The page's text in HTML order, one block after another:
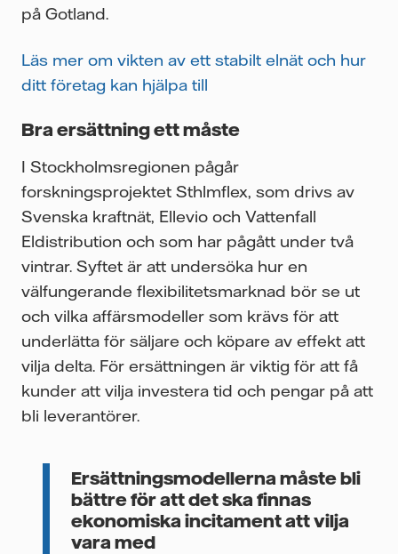
på Gotland.
Läs mer om vikten av ett stabilt elnät och hur
ditt företag kan hjälpa till
Bra ersättning ett måste
I Stockholmsregionen pågår
forskningsprojektet Sthlmflex, som drivs av
Svenska kraftnät, Ellevio och Vattenfall
Eldistribution och som har pågått under två
vintrar. Syftet är att undersöka hur en
välfungerande flexibilitetsmarknad bör se ut
och vilka affärsmodeller som krävs för att
underlätta för säljare och köpare av effekt att
vilja delta. För ersättningen är viktig för att få
kunder att vilja investera tid och pengar på att
bli leverantörer.
Ersättningsmodellerna måste bli
bättre för att det ska finnas
ekonomiska incitament att vilja
vara med